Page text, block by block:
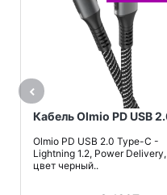
Olmio PD USB 2.0 Type-C -
Lightning 1.2, Power Delivery,
цвет черный..